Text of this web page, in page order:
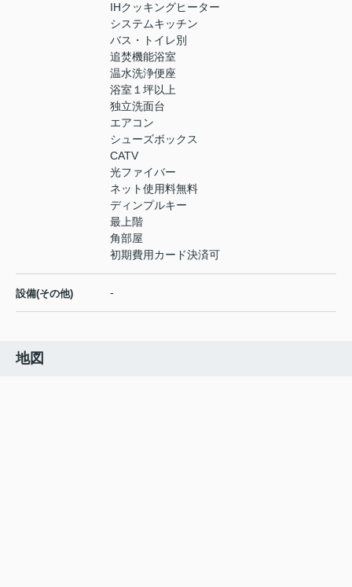
IHクッキングヒーター
システムキッチン
バス・トイレ別
追焚機能浴室
温水洗浄便座
浴室１坪以上
独立洗面台
エアコン
シューズボックス
CATV
光ファイバー
ネット使用料無料
ディンプルキー
最上階
角部屋
初期費用カード決済可
設備(その他) -
地図